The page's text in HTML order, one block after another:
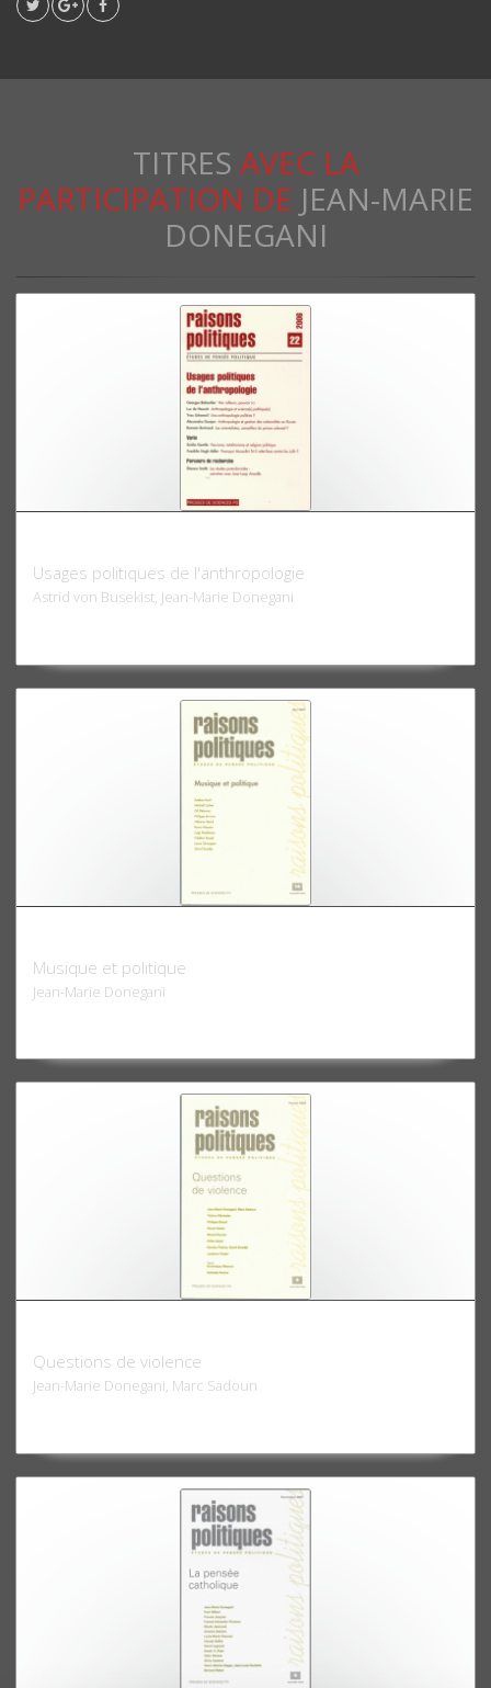
TITRES AVEC LA
PARTICIPATION DE JEAN-MARIE
DONEGANI
Usages politiques de l'anthropologie
Astrid von Busekist, Jean-Marie Donegani
Musique et politique
Jean-Marie Donegani
Questions de violence
Jean-Marie Donegani, Marc Sadoun